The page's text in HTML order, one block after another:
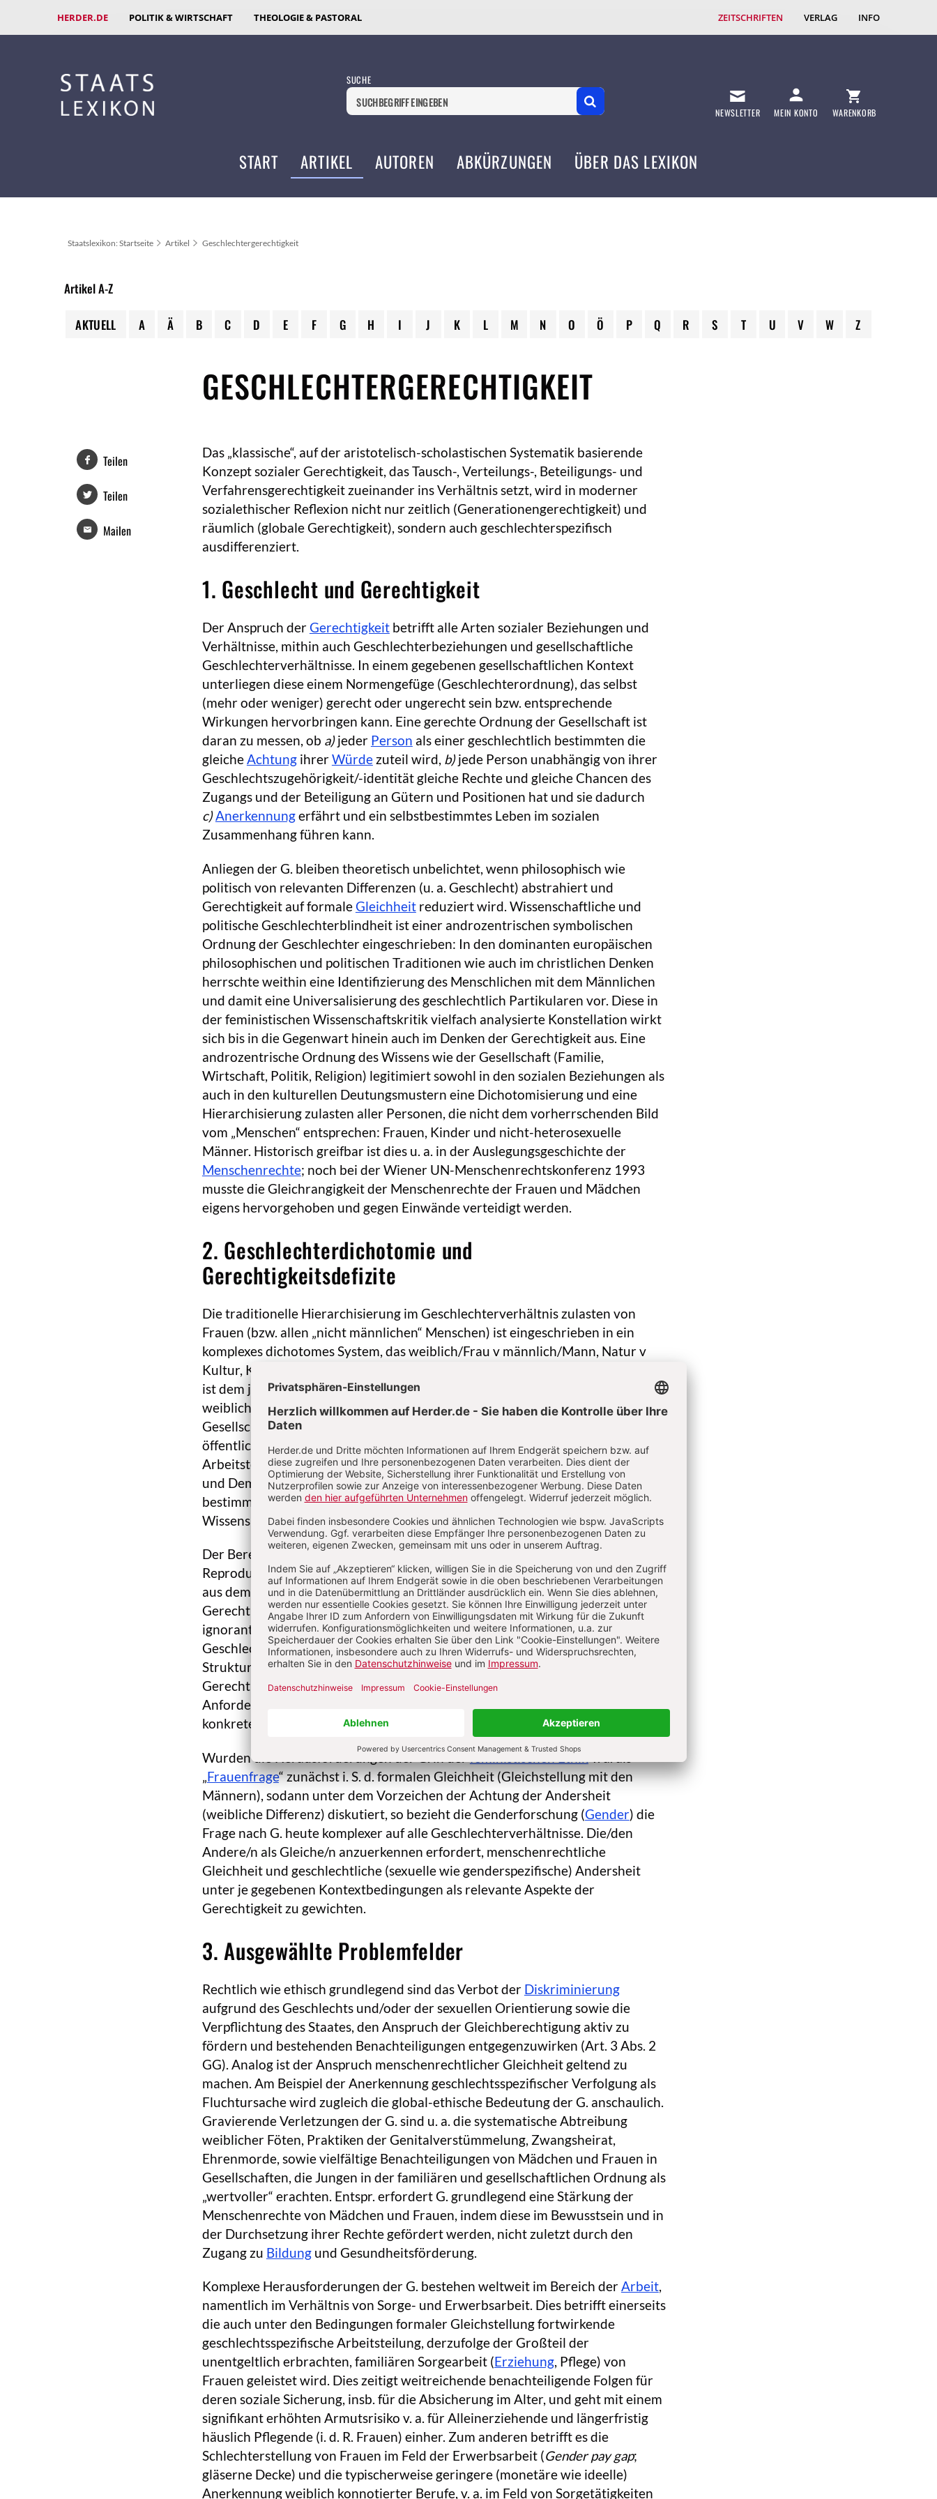
HERDER.DE POLITIK & WIRTSCHAFT THEOLOGIE & PASTORAL ZEITSCHRIFTEN VERLAG INFO
SUCHE
NEWSLETTER MEIN KONTO WARENKORB
START ARTIKEL AUTOREN ABKÜRZUNGEN ÜBER DAS LEXIKON
Staatslexikon: Startseite Artikel Geschlechtergerechtigkeit
Artikel A-Z
AKTUELL A Ä B C D E F G H I J K L M N O Ö P Q R S T U V W Z
GESCHLECHTERGERECHTIGKEIT
Das „klassische“, auf der aristotelisch-scholastischen Systematik basierende
Konzept sozialer Gerechtigkeit, das Tausch-, Verteilungs-, Beteiligungs- und
Verfahrensgerechtigkeit zueinander ins Verhältnis setzt, wird in moderner
sozialethischer Reflexion nicht nur zeitlich (Generationengerechtigkeit) und
räumlich (globale Gerechtigkeit), sondern auch geschlechterspezifisch
ausdifferenziert.
1. Geschlecht und Gerechtigkeit
Der Anspruch derGerechtigkeitbetrifft alle Arten sozialer Beziehungen und
Verhältnisse, mithin auch Geschlechterbeziehungen und gesellschaftliche
Geschlechterverhältnisse. In einem gegebenen gesellschaftlichen Kontext
unterliegen diese einem Normengefüge (Geschlechterordnung), das selbst
(mehr oder weniger) gerecht oder ungerecht sein bzw. entsprechende
Wirkungen hervorbringen kann. Eine gerechte Ordnung der Gesellschaft ist
daran zu messen, ob a)jeder Person als einer geschlechtlich bestimmten die
gleicheAchtungihrerWürdezuteil wird, b)jede Person unabhängig von ihrer
Geschlechtszugehörigkeit/-identität gleiche Rechte und gleiche Chancen des
Zugangs und der Beteiligung an Gütern und Positionen hat und sie dadurch
c)Anerkennungerfährt und ein selbstbestimmtes Leben im sozialen
Zusammenhang führen kann.
Anliegen der G. bleiben theoretisch unbelichtet, wenn philosophisch wie
politisch von relevanten Differenzen (u. a. Geschlecht) abstrahiert und
Gerechtigkeit auf formaleGleichheitreduziert wird. Wissenschaftliche und
politische Geschlechterblindheit ist einer androzentrischen symbolischen
Ordnung der Geschlechter eingeschrieben: In den dominanten europäischen
philosophischen und politischen Traditionen wie auch im christlichen Denken
herrschte weithin eine Identifizierung des Menschlichen mit dem Männlichen
und damit eine Universalisierung des geschlechtlich Partikularen vor. Diese in
der feministischen Wissenschaftskritik vielfach analysierte Konstellation wirkt
sich bis in die Gegenwart hinein auch im Denken der Gerechtigkeit aus. Eine
androzentrische Ordnung des Wissens wie der Gesellschaft (Familie,
Wirtschaft, Politik, Religion) legitimiert sowohl in den sozialen Beziehungen als
auch in den kulturellen Deutungsmustern eine Dichotomisierung und eine
Hierarchisierung zulasten aller Personen, die nicht dem vorherrschenden Bild
vom „Menschen“ entsprechen: Frauen, Kinder und nicht-heterosexuelle
Männer. Historisch greifbar ist dies u. a. in der Auslegungsgeschichte der
Menschenrechte; noch bei der Wiener UN-Menschenrechtskonferenz 1993
musste die Gleichrangigkeit der Menschenrechte der Frauen und Mädchen
eigens hervorgehoben und gegen Einwände verteidigt werden.
2. Geschlechterdichotomie und
Gerechtigkeitsdefizite
Die traditionelle Hierarchisierung im Geschlechterverhältnis zulasten von
Frauen (bzw. allen „nicht männlichen“ Menschen) ist eingeschrieben in ein
komplexes dichotomes System, das weiblich/Frau v männlich/Mann, Natur v
Kultur, Körper v Geist, Gefühl v Verstand polarisiert. Das jeweils erste Element
ist dem jeweils zweiten untergeordnet, und diese Hierarchie ist zu Lasten des
weiblich konnotierten Pols sexualisiert. Das soziale Gefüge der bürgerlichen
Gesellschaft reproduziert diese Struktur zudem in der Dichotomie privat v
öffentlich mit weitreichenden Implikationen für geschlechtsspezifische
Arbeitsteilung, ungleiche Partizipationschancen an Arbeit, Bildung, Sozialstaat
und Demokratie sowie asymmetrische Berücksichtigung geschlechtlich
bestimmter Lebenswirklichkeiten und Verhältnisse in einer Vielzahl von
Wissensbereichen, nicht zuletzt in Medizin, Verkehr und Infrastrukturplanung.
Der Bereich des „Privaten“ (und Partikularen), insb. alles, was mit Körper,
Reproduktion, Sorge(arbeit) zu tun hat und „der Frau“ zugeordnet war, wurde
aus dem Gegenstandsbereich moderner universalistischer
Gerechtigkeitstheorien ausgeklammert; entspr. blieben sie weitgehend
ignorant gegenüber der Gerechtigkeitsbedeutung strukturell asymmetrischer
Geschlechterverhältnisse. Um der Relevanz von Geschlecht als
Strukturkategorie des Sozialen Rechnung zu tragen, müssen
Gerechtigkeitstheorien den Anspruch universaler Geltung mit den
Anforderungen realer Partikularitäten bzw. den verallgemeinerten und den
konkreten Anderen zusammendenken.
Wurden die Herausforderungen der G. in der feministischen Ethik
„Frauenfrage“ zunächst i. S. d. formalen Gleichheit (Gleichstellung mit den
Männern), sodann unter dem Vorzeichen der Achtung der Andersheit
(weibliche Differenz) diskutiert, so bezieht die Genderforschung (Gender) die
Frage nach G. heute komplexer auf alle Geschlechterverhältnisse. Die/den
Andere/n als Gleiche/n anzuerkennen erfordert, menschenrechtliche
Gleichheit und geschlechtliche (sexuelle wie genderspezifische) Andersheit
unter je gegebenen Kontextbedingungen als relevante Aspekte der
Gerechtigkeit zu gewichten.
3. Ausgewählte Problemfelder
Rechtlich wie ethisch grundlegend sind das Verbot der Diskriminierung
aufgrund des Geschlechts und/oder der sexuellen Orientierung sowie die
Verpflichtung des Staates, den Anspruch der Gleichberechtigung aktiv zu
fördern und bestehenden Benachteiligungen entgegenzuwirken (Art. 3 Abs. 2
GG). Analog ist der Anspruch menschenrechtlicher Gleichheit geltend zu
machen. Am Beispiel der Anerkennung geschlechtsspezifischer Verfolgung als
Fluchtursache wird zugleich die global-ethische Bedeutung der G. anschaulich.
Gravierende Verletzungen der G. sind u. a. die systematische Abtreibung
weiblicher Föten, Praktiken der Genitalverstümmelung, Zwangsheirat,
Ehrenmorde, sowie vielfältige Benachteiligungen von Mädchen und Frauen in
Gesellschaften, die Jungen in der familiären und gesellschaftlichen Ordnung als
„wertvoller“ erachten. Entspr. erfordert G. grundlegend eine Stärkung der
Menschenrechte von Mädchen und Frauen, indem diese im Bewusstsein und in
der Durchsetzung ihrer Rechte gefördert werden, nicht zuletzt durch den
Zugang zu Bildungund Gesundheitsförderung.
Komplexe Herausforderungen der G. bestehen weltweit im Bereich derArbeit,
namentlich im Verhältnis von Sorge- und Erwerbsarbeit. Dies betrifft einerseits
die auch unter den Bedingungen formaler Gleichstellung fortwirkende
geschlechtsspezifische Arbeitsteilung, derzufolge der Großteil der
unentgeltlich erbrachten, familiären Sorgearbeit (Erziehung, Pflege) von
Frauen geleistet wird. Dies zeitigt weitreichende benachteiligende Folgen für
deren soziale Sicherung, insb. für die Absicherung im Alter, und geht mit einem
signifikant erhöhten Armutsrisiko v. a. für Alleinerziehende und längerfristig
häuslich Pflegende (i. d. R. Frauen) einher. Zum anderen betrifft es die
Schlechterstellung von Frauen im Feld der Erwerbsarbeit (Gender pay gap;
gläserne Decke) und die typischerweise geringere (monetäre wie ideelle)
Anerkennung weiblich konnotierter Berufe, v. a. im Feld von Sorgetätigkeiten
Teilen
Teilen
Mailen